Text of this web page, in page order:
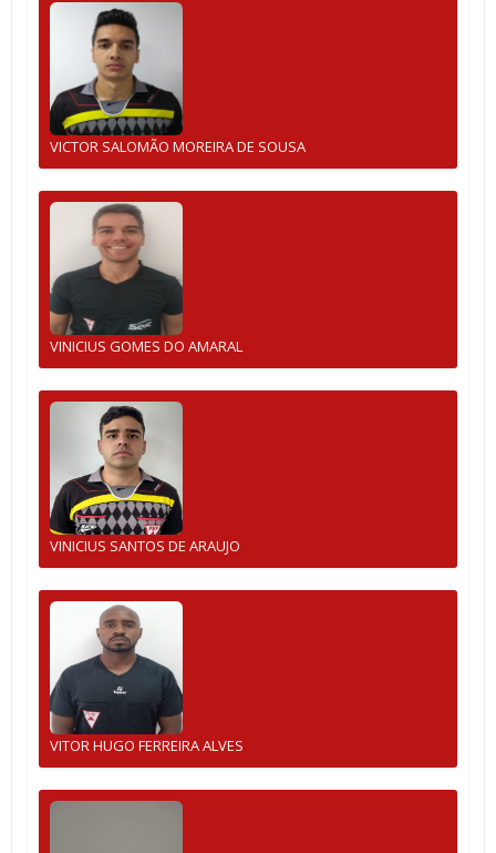
VICTOR SALOMÃO MOREIRA DE SOUSA
VINICIUS GOMES DO AMARAL
VINICIUS SANTOS DE ARAUJO
VITOR HUGO FERREIRA ALVES